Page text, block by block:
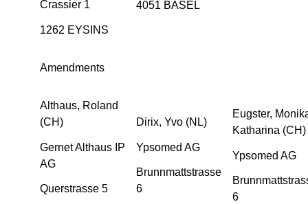
Crassier 1
1262 EYSINS
4051 BASEL
Amendments
Althaus, Roland
(CH)
Gernet Althaus IP
AG
Querstrasse 5
Dirix, Yvo (NL)
Ypsomed AG
Brunnmattstrasse
6
Eugster,
Katharina (CH)
Ypsomed AG
6